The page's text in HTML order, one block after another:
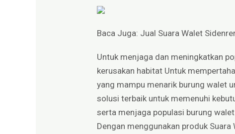
Baca Juga: Jual Suara Walet
Untuk menjaga dan meningkatkan
kerusakan habitat Untuk
yang mampu menarik burung walet
solusi terbaik untuk memenuhi
serta menjaga populasi burung
Dengan menggunakan produk